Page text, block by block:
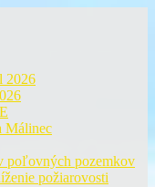
2026
Málinec
poľovných pozemkov
požiarovosti